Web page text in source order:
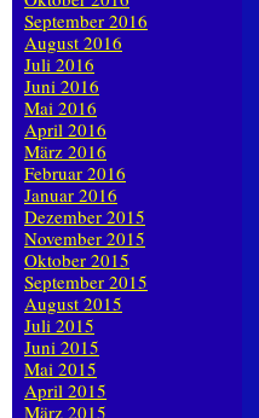
September 2016
August 2016
Juli 2016
Juni 2016
Mai 2016
April 2016
März 2016
Februar 2016
Januar 2016
Dezember 2015
November 2015
Oktober 2015
September 2015
August 2015
Juli 2015
Juni 2015
Mai 2015
April 2015
März 2015